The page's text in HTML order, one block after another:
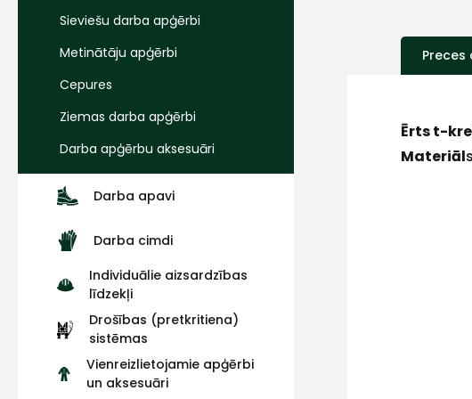
Sieviešu darba apģērbi
Metinātāju apģērbi
Cepures
Ziemas darba apģērbi
Darba apģērbu aksesuāri
Darba apavi
Darba cimdi
Individuālie aizsardzības
līdzekļi
Drošības (pretkritiena)
sistēmas
Vienreizlietojamie apģērbi
un aksesuāri
Ērts t-
Materiāl